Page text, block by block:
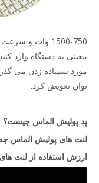
توان تعویض کرد.
پد پولیش الماس چیست؟
لنت های پولیش الماس چه
ارزش استفاده از لنت